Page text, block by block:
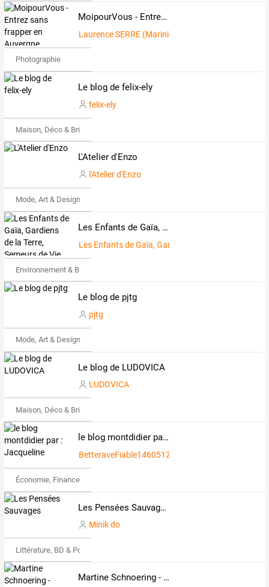
MoipourVous - Entrez sans frapper en Auvergne
Laurence SERRE (Marinier)
Photographie
Le blog de felix-ely
felix-ely
Maison, Déco & Bricolage
L'Atelier d'Enzo
l'Atelier d'Enzo
Mode, Art & Design
Les Enfants de Gaïa, Gardiens de la Terre, Semeurs de Vie, Passeurs d'Espoirs
Les Enfants de Gaïa, Gardiens de la Terre,
Environnement & Bio
Le blog de pjtg
pjtg
Mode, Art & Design
Le blog de LUDOVICA
LUDOVICA
Maison, Déco & Bricolage
le blog montdidier par : Jacqueline
BetteraveFiable1460512
Économie, Finance & Droit
Les Pensées Sauvages
Minik do
Littérature, BD & Poésie
Martine Schnoering - Vosges-Passion